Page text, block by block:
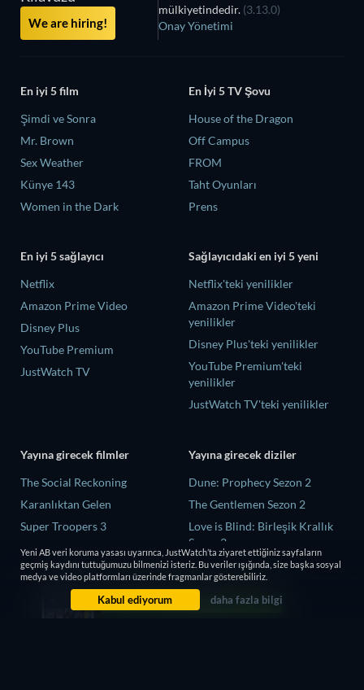
We are hiring!
mülkiyetindedir. (3.13.0)
Onay Yönetimi
En iyi 5 film
Şimdi ve Sonra
Mr. Brown
Sex Weather
Künye 143
Women in the Dark
En İyi 5 TV Şovu
House of the Dragon
Off Campus
FROM
Taht Oyunları
Prens
En iyi 5 sağlayıcı
Netflix
Amazon Prime Video
Disney Plus
YouTube Premium
JustWatch TV
Sağlayıcıdaki en iyi 5 yeni
Netflix'teki yenilikler
Amazon Prime Video'teki
yenilikler
Disney Plus'teki yenilikler
YouTube Premium'teki
yenilikler
JustWatch TV'teki yenilikler
Yayına girecek filmler
The Social Reckoning
Karanlıktan Gelen
Super Troopers 3
Miyazma Kampında Ergenlik
Arzuları ve Ölüm
Cleaner
Yayına girecek diziler
Dune: Prophecy Sezon 2
The Gentlemen Sezon 2
Love is Blind: Birleşik Krallık
Sezon 3
The Shards Sezon 1
Çaylak Sezon 7
Yeni AB veri koruma yasası uyarınca, JustWatch’ta ziyaret ettiğiniz sayfaların
geçmiş kaydını tuttuğumuzu bilmenizi isteriz. Bu veriler ışığında, size başka sosyal
medya ve video platformları üzerinde fragmanlar gösterebiliriz.
Kabul ediyorum daha fazla bilgi